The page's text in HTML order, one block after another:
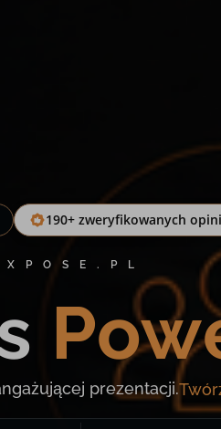
190+ zweryfikowanych
prezentacji.